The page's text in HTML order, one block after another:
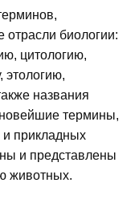
биологии:
цитологию,
этологию,
названия
термины,
прикладных
и представлены
животных.